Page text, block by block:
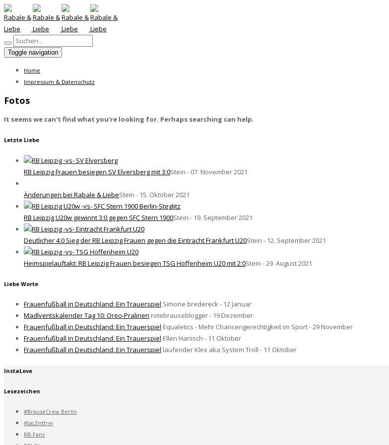
Toggle navigation
Home
Impressum & Datenschutz
Fotos
It seems we can’t find what you’re looking for. Perhaps searching can help.
Letzte Liebe
RB Leipzig Frauen besiegen SV Elversberg mit 3:0Stein - 07. November 2021
Änderungen bei Rabale & LiebeStein - 15. Oktober 2021
RB Leipzig U20w gewinnt 3:0 gegen SFC Stern 1900Stein - 19. September 2021
Deutlicher 4:0 Sieg der RB Leipzig Frauen gegen die Eintracht Frankfurt U20Stein - 12. September 2021
Heimspielauftakt: RB Leipzig Frauen besiegen TSG Hoffenheim U20 mit 2:0Stein - 29. August 2021
Liebe Worte
Frauenfußball in Deutschland: Ein Trauerspiel Simone bredereck - 12 Januar
Madlventskalender Tag 10: Oreo-Pralinen rotebrauseblogger - 19 Dezember
Frauenfußball in Deutschland: Ein Trauerspiel Equaletics - Mehr Chancengerechtigkeit im Sport - 29 November
Frauenfußball in Deutschland: Ein Trauerspiel Ellen Hanisch - 11 Oktober
Frauenfußball in Deutschland: Ein Trauerspiel laufender Klex aka System Troll - 11 Oktober
InstaLove
Lesezeichen
#BrauseCrew Berlin
#taLEntfrei
RB-Fans